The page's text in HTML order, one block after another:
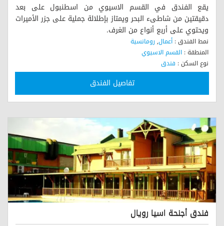
يقع الفندق في القسم الاسيوي من اسطنبول على بعد
دقيقتين من شاطىء البحر ويمتاز بإطلالة جملية على جزر الأميرات
ويحتوي على أربع أنواع من الغرف.
نمط الفندق : أعمال, رومانسية
المنطقة : القسم الاسيوي
نوع السكن : فندق
تفاصيل الفندق
فندق أجنحة اسيا رويال